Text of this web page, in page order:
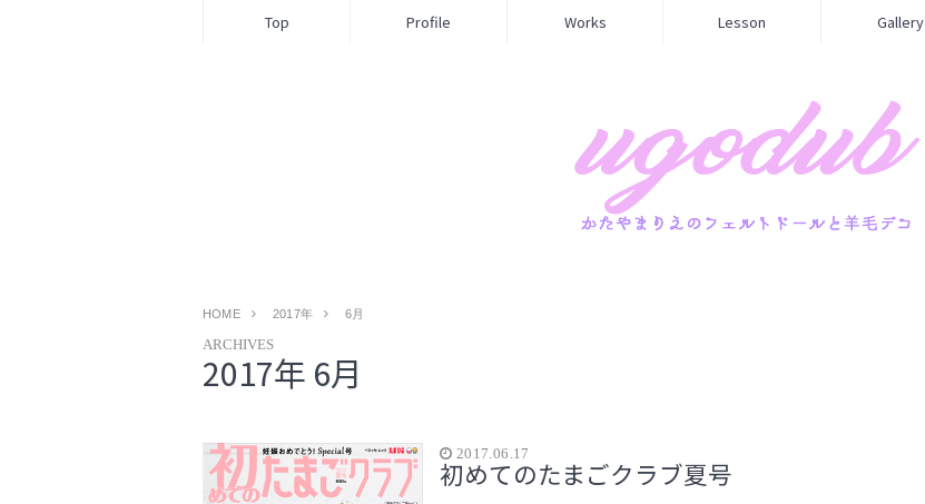
Top Profile Works Lesson Gallery
HOME 2017年 6月
ARCHIVES
2017年 6月
2017.06.17
初めてのたまごクラブ夏号